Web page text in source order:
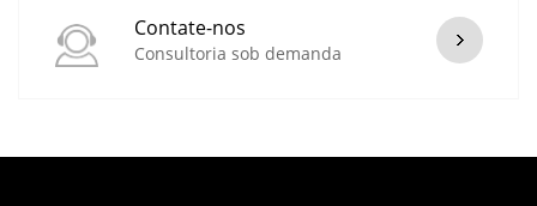
Contate-nos
Consultoria sob demanda